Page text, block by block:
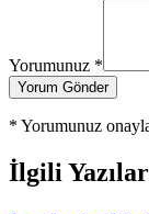
Yorumunuz *
Yorum Gönder
* Yorumunuz
İlgili Yazılar